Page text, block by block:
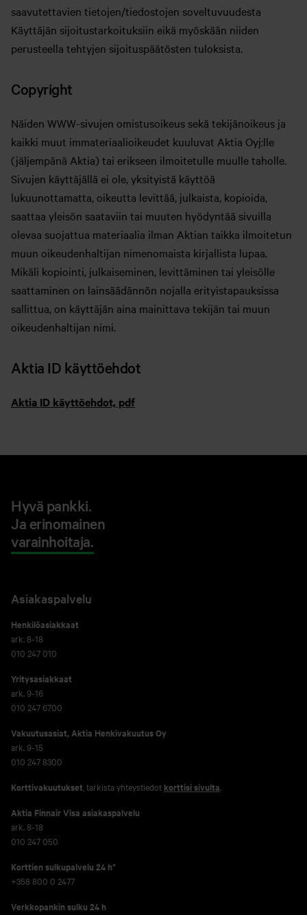
saavutettavien tietojen/tiedostojen soveltuvuudesta
Käyttäjän sijoitustarkoituksiin eikä myöskään niiden
perusteella tehtyjen sijoituspäätösten tuloksista.
Copyright
Näiden WWW-sivujen omistusoikeus sekä tekijänoikeus ja
kaikki muut immateriaalioikeudet kuuluvat Aktia Oyj:lle
(jäljempänä Aktia) tai erikseen ilmoitetulle muulle taholle.
Sivujen käyttäjällä ei ole, yksityistä käyttöä
lukuunottamatta, oikeutta levittää, julkaista, kopioida,
saattaa yleisön saataviin tai muuten hyödyntää sivuilla
olevaa suojattua materiaalia ilman Aktian taikka ilmoitetun
muun oikeudenhaltijan nimenomaista kirjallista lupaa.
Mikäli kopiointi, julkaiseminen, levittäminen tai yleisölle
saattaminen on lainsäädännön nojalla erityistapauksissa
sallittua, on käyttäjän aina mainittava tekijän tai muun
oikeudenhaltijan nimi.
Aktia ID käyttöehdot
Aktia ID käyttöehdot, pdf
Hyvä pankki.
Ja erinomainen
varainhoitaja.
Asiakaspalvelu
Henkilöasiakkaat
ark. 8-18
010 247 010
Yritysasiakkaat
ark. 9-16
010 247 6700
Vakuutusasiat, Aktia Henkivakuutus Oy
ark. 9-15
010 247 8300
Korttivakuutukset , tarkista yhteystiedot korttisi sivulta.
Aktia Finnair Visa asiakaspalvelu
ark. 8-18
010 247 050
Korttien sulkupalvelu 24 h*
+358 800 0 2477
Verkko­pankin sulku 24 h